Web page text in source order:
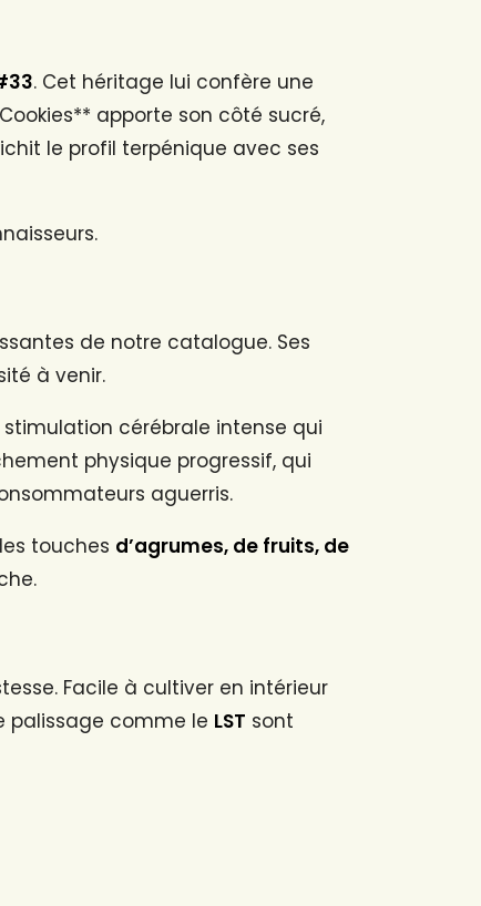
. Cet héritage lui confère une
apporte son côté sucré,
le profil terpénique avec ses
de notre catalogue. Ses
à venir.
cérébrale intense qui
physique progressif, qui
aguerris.
touches d’agrumes, de fruits, de
Facile à cultiver en intérieur
palissage comme le LST sont